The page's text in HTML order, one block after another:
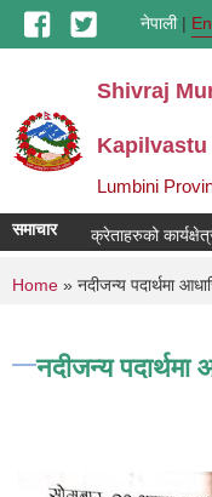
Skip to main contentनेपाली
Shivraj
Kapilvastu
Lumbini
समाचारमल विक्रेताहरुको कार्यक्षेत्र
You are
Home » नदीजन्य पदार्थमा
नदीजन्य पदार्थमा